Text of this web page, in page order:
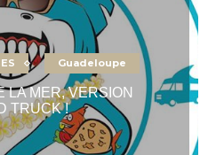
Guadeloupe
LA MER, VERSION
TRUCK !